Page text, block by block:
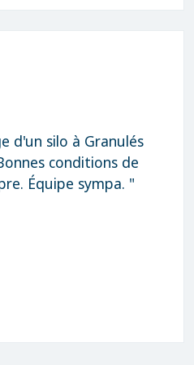
d'un silo à Granulés
conditions de
Équipe sympa. "